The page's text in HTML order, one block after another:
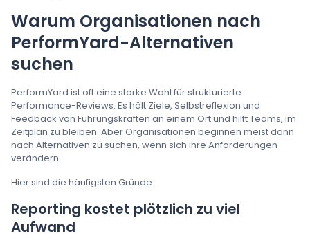
Warum Organisationen nach
PerformYard-Alternativen
suchen
PerformYard ist oft eine starke Wahl für strukturierte
Performance-Reviews. Es hält Ziele, Selbstreflexion und
Feedback von Führungskräften an einem Ort und hilft Teams, im
Zeitplan zu bleiben. Aber Organisationen beginnen meist dann
nach Alternativen zu suchen, wenn sich ihre Anforderungen
verändern.
Hier sind die häufigsten Gründe.
Reporting kostet plötzlich zu viel
Aufwand